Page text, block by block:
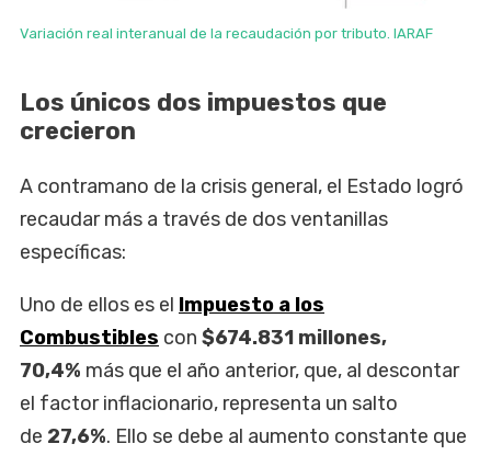
Variación real interanual de la recaudación por tributo. IARAF
Los únicos dos impuestos que
crecieron
A contramano de la crisis general, el Estado logró
recaudar más a través de dos ventanillas
específicas:
Uno de ellos es el Impuesto a los
Combustibles con $674.831 millones,
70,4% más que el año anterior, que, al descontar
el factor inflacionario, representa un salto
de 27,6%. Ello se debe al aumento constante que